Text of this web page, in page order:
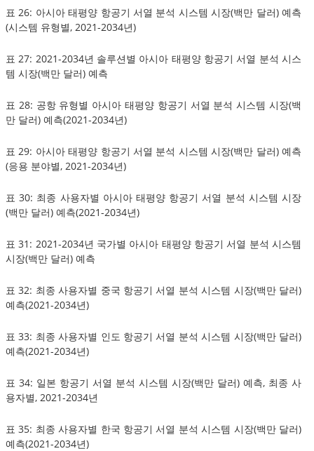
표 26: 아시아 태평양 항공기 서열 분석 시스템 시장(백만 달러) 예측
(시스템 유형별, 2021-2034년)
표 27: 2021-2034년 솔루션별 아시아 태평양 항공기 서열 분석 시스
템 시장(백만 달러) 예측
표 28: 공항 유형별 아시아 태평양 항공기 서열 분석 시스템 시장(백
만 달러) 예측(2021-2034년)
표 29: 아시아 태평양 항공기 서열 분석 시스템 시장(백만 달러) 예측
(응용 분야별, 2021-2034년)
표 30: 최종 사용자별 아시아 태평양 항공기 서열 분석 시스템 시장
(백만 달러) 예측(2021-2034년)
표 31: 2021-2034년 국가별 아시아 태평양 항공기 서열 분석 시스템
시장(백만 달러) 예측
표 32: 최종 사용자별 중국 항공기 서열 분석 시스템 시장(백만 달러)
예측(2021-2034년)
표 33: 최종 사용자별 인도 항공기 서열 분석 시스템 시장(백만 달러)
예측(2021-2034년)
표 34: 일본 항공기 서열 분석 시스템 시장(백만 달러) 예측, 최종 사
용자별, 2021-2034년
표 35: 최종 사용자별 한국 항공기 서열 분석 시스템 시장(백만 달러)
예측(2021-2034년)